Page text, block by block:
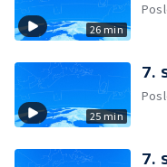
26 min
25 min
7.
7.